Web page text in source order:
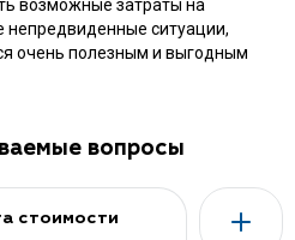
возможные затраты на
непредвиденные ситуации,
очень полезным и выгодным
вопросы
стоимости